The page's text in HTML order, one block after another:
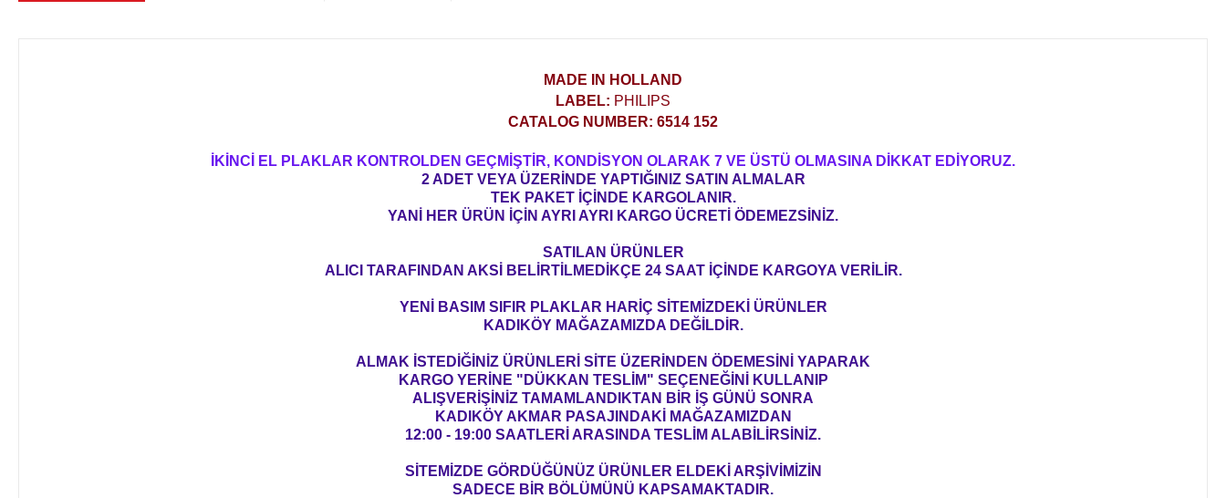
MADE IN HOLLAND
LABEL: PHILIPS
CATALOG NUMBER: 6514 152
İKİNCİ EL PLAKLAR KONTROLDEN GEÇMİŞTİR, KONDİSYON OLARAK 7 VE ÜSTÜ OLMASINA DİKKAT EDİYORUZ.
2 ADET VEYA ÜZERİNDE YAPTIĞINIZ SATIN ALMALAR
TEK PAKET İÇİNDE KARGOLANIR.
YANİ HER ÜRÜN İÇİN AYRI AYRI KARGO ÜCRETİ ÖDEMEZSİNİZ.
SATILAN ÜRÜNLER
ALICI TARAFINDAN AKSİ BELİRTİLMEDİKÇE 24 SAAT İÇİNDE KARGOYA VERİLİR.
YENİ BASIM SIFIR PLAKLAR HARİÇ SİTEMİZDEKİ ÜRÜNLER
KADIKÖY MAĞAZAMIZDA DEĞİLDİR.
ALMAK İSTEDİĞİNİZ ÜRÜNLERİ SİTE ÜZERİNDEN ÖDEMESİNİ YAPARAK
KARGO YERİNE "DÜKKAN TESLİM" SEÇENEĞİNİ KULLANIP
ALIŞVERİŞİNİZ TAMAMLANDIKTAN BİR İŞ GÜNÜ SONRA
KADIKÖY AKMAR PASAJINDAKİ MAĞAZAMIZDAN
12:00 - 19:00 SAATLERİ ARASINDA TESLİM ALABİLİRSİNİZ.
SİTEMİZDE GÖRDÜĞÜNÜZ ÜRÜNLER ELDEKİ ARŞİVİMİZİN
SADECE BİR BÖLÜMÜNÜ KAPSAMAKTADIR.